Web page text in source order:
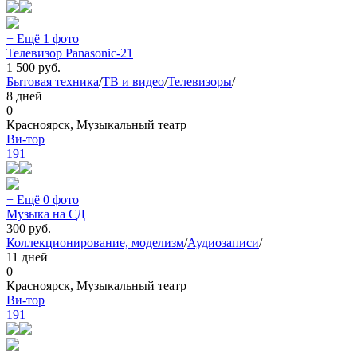
+ Ещё 1 фото
Телевизор Panasonic-21
1 500 руб.
Бытовая техника/ТВ и видео/Телевизоры/
8 дней
0
Красноярск, Музыкальный театр
Ви-тор
191
+ Ещё 0 фото
Музыка на СД
300 руб.
Коллекционирование, моделизм/Аудиозаписи/
11 дней
0
Красноярск, Музыкальный театр
Ви-тор
191